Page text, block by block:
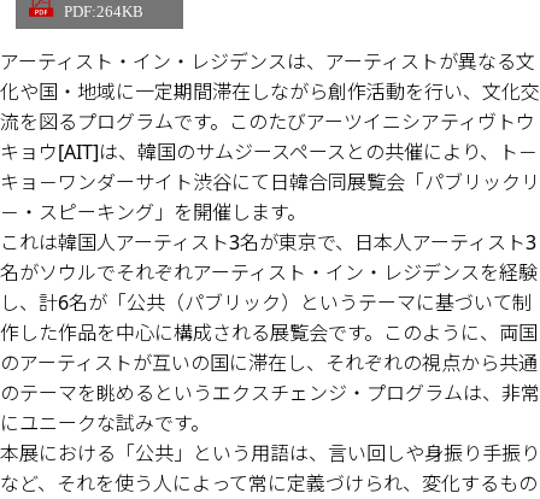
PDF:264KB
アーティスト・イン・レジデンスは、アーティストが異なる文
化や国・地域に一定期間滞在しながら創作活動を行い、文化交
流を図るプログラムです。このたびアーツイニシアティヴトウ
キョウ[AIT]は、韓国のサムジースペースとの共催により、ト－
キョ－ワンダーサイト渋谷にて日韓合同展覧会「パブリックリ
－・スピーキング」を開催します。
これは韓国人アーティスト3名が東京で、日本人アーティスト3
名がソウルでそれぞれアーティスト・イン・レジデンスを経験
し、計6名が「公共（パブリック）というテーマに基づいて制
作した作品を中心に構成される展覧会です。このように、両国
のアーティストが互いの国に滞在し、それぞれの視点から共通
のテーマを眺めるというエクスチェンジ・プログラムは、非常
にユニークな試みです。
本展における「公共」という用語は、言い回しや身振り手振り
など、それを使う人によって常に定義づけられ、変化するもの